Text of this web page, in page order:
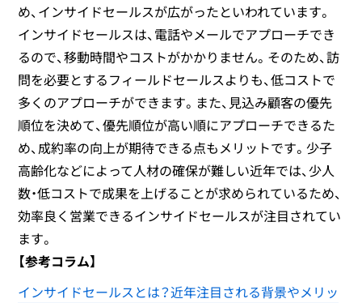
め、インサイドセールスが広がったといわれています。
インサイドセールスは、電話やメールでアプローチでき
るので、移動時間やコストがかかりません。そのため、訪
問を必要とするフィールドセールスよりも、低コストで
多くのアプローチができます。また、見込み顧客の優先
順位を決めて、優先順位が高い順にアプローチできるた
め、成約率の向上が期待できる点もメリットです。少子
高齢化などによって人材の確保が難しい近年では、少人
数・低コストで成果を上げることが求められているため、
効率良く営業できるインサイドセールスが注目されてい
ます。
【参考コラム】
インサイドセールスとは？近年注目される背景やメリッ